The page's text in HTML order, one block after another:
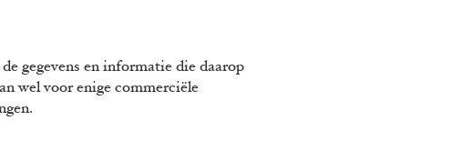
gegevens en informatie die daarop
wel voor enige commerciële